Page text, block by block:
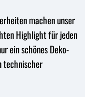
machen unser
Highlight für jeden
ein schönes Deko-
technischer